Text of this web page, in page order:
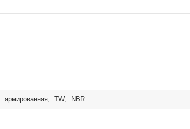
армированная, TW, NBR